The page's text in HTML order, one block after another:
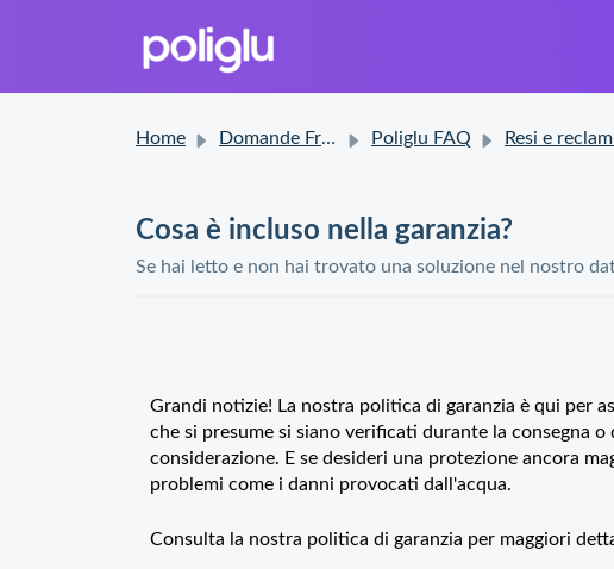
Home Domande Frequenti (FAQ) Poliglu FAQ Resi e
Cosa è incluso nella garanzia?
Se hai letto e non hai trovato una soluzione nel nostro
Grandi notizie! La nostra politica di garanzia è qui per
che si presume si siano verificati durante la consegna
considerazione. E se desideri una protezione ancora
problemi come i danni provocati dall'acqua.
Consulta la nostra politica di garanzia per maggiori